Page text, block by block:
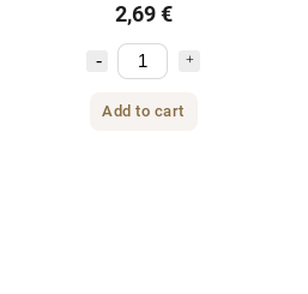
2,69 €
Add to cart